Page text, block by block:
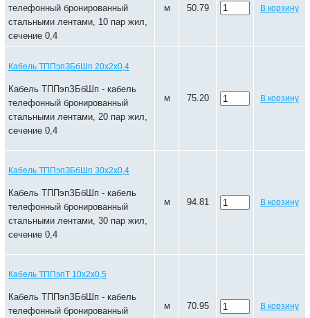
телефонный бронированный
стальными лентами, 10 пар жил,
сечение 0,4
м 50.79 В корзину
Кабель ТППэпЗБбШп 20х2х0,4
Кабель ТППэпЗБбШп - кабель
телефонный бронированный
стальными лентами, 20 пар жил,
сечение 0,4
м 75.20 В корзину
Кабель ТППэпЗБбШп 30х2х0,4
Кабель ТППэпЗБбШп - кабель
телефонный бронированный
стальными лентами, 30 пар жил,
сечение 0,4
м 94.81 В корзину
Кабель ТППэпТ 10х2х0,5
Кабель ТППэпЗБбШп - кабель
телефонный бронированный
м 70.95 В корзину